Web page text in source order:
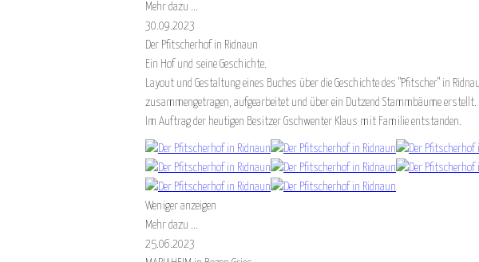
Mehr dazu ...
30.09.2023
Der Pfitscherhof in Ridnaun
Ein Hof und seine Geschichte.
Layout und Gestaltung eines Buches über die Geschichte des "Pfitscher" in
zusammengetragen, aufgearbeitet und über ein Dutzend Stammbäume erstellt.
Im Auftrag der heutigen Besitzer Gschwenter Klaus mit Familie entstanden.
Weniger anzeigen
Mehr dazu ...
25.06.2023